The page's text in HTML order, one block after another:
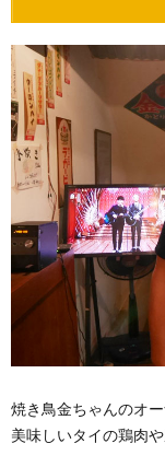
焼き鳥金ちゃんのオ
美味しいタイの鶏肉